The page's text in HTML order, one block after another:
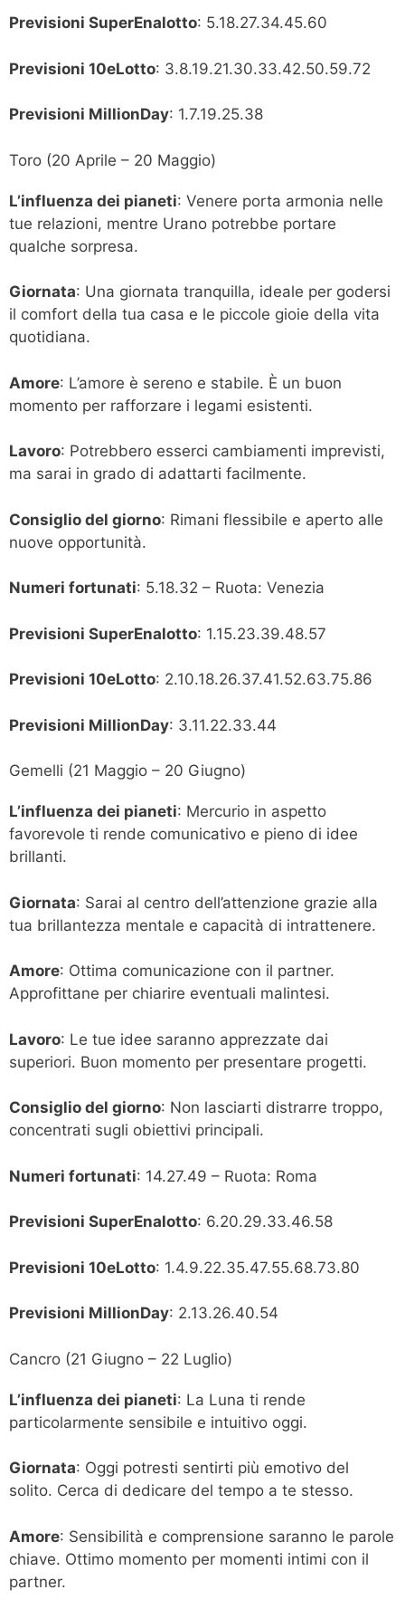
Previsioni SuperEnalotto: 5.18.27.34.45.60
Previsioni 10eLotto: 3.8.19.21.30.33.42.50.59.72
Previsioni MillionDay: 1.7.19.25.38
Toro (20 Aprile – 20 Maggio)
L’influenza dei pianeti: Venere porta armonia nelle
tue relazioni, mentre Urano potrebbe portare
qualche sorpresa.
Giornata: Una giornata tranquilla, ideale per godersi
il comfort della tua casa e le piccole gioie della vita
quotidiana.
Amore: L’amore è sereno e stabile. È un buon
momento per rafforzare i legami esistenti.
Lavoro: Potrebbero esserci cambiamenti imprevisti,
ma sarai in grado di adattarti facilmente.
Consiglio del giorno: Rimani flessibile e aperto alle
nuove opportunità.
Numeri fortunati: 5.18.32 – Ruota: Venezia
Previsioni SuperEnalotto: 1.15.23.39.48.57
Previsioni 10eLotto: 2.10.18.26.37.41.52.63.75.86
Previsioni MillionDay: 3.11.22.33.44
Gemelli (21 Maggio – 20 Giugno)
L’influenza dei pianeti: Mercurio in aspetto
favorevole ti rende comunicativo e pieno di idee
brillanti.
Giornata: Sarai al centro dell’attenzione grazie alla
tua brillantezza mentale e capacità di intrattenere.
Amore: Ottima comunicazione con il partner.
Approfittane per chiarire eventuali malintesi.
Lavoro: Le tue idee saranno apprezzate dai
superiori. Buon momento per presentare progetti.
Consiglio del giorno: Non lasciarti distrarre troppo,
concentrati sugli obiettivi principali.
Numeri fortunati: 14.27.49 – Ruota: Roma
Previsioni SuperEnalotto: 6.20.29.33.46.58
Previsioni 10eLotto: 1.4.9.22.35.47.55.68.73.80
Previsioni MillionDay: 2.13.26.40.54
Cancro (21 Giugno – 22 Luglio)
L’influenza dei pianeti: La Luna ti rende
particolarmente sensibile e intuitivo oggi.
Giornata: Oggi potresti sentirti più emotivo del
solito. Cerca di dedicare del tempo a te stesso.
Amore: Sensibilità e comprensione saranno le parole
chiave. Ottimo momento per momenti intimi con il
partner.